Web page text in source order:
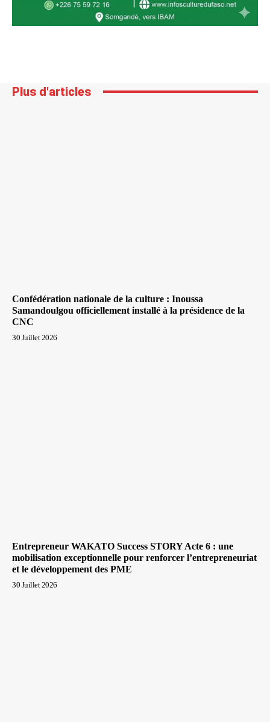
Plus d'articles
Confédération nationale de la culture : Inoussa
Samandoulgou officiellement installé à la présidence de la
CNC
30 Juillet 2026
Entrepreneur WAKATO Success STORY Acte 6 : une
mobilisation exceptionnelle pour renforcer l’entrepreneuriat
et le développement des PME
30 Juillet 2026